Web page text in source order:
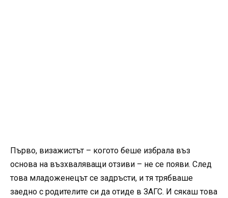
Първо, визажистът – когото беше избрала въз
основа на възхваляващи отзиви – не се появи. След
това младоженецът се задръсти, и тя трябваше
заедно с родителите си да отиде в ЗАГС. И сякаш това